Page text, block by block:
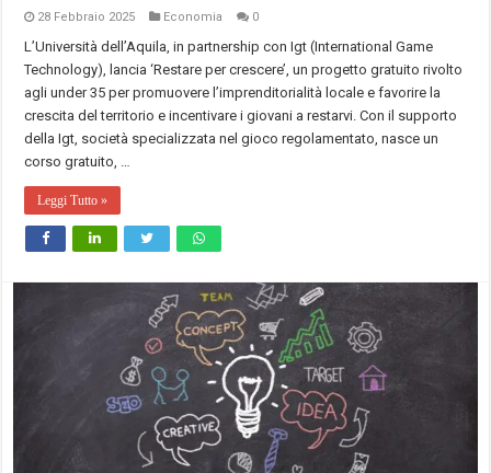
28 Febbraio 2025 Economia 0
L’Università dell’Aquila, in partnership con Igt (International Game
Technology), lancia ‘Restare per crescere’, un progetto gratuito rivolto
agli under 35 per promuovere l’imprenditorialità locale e favorire la
crescita del territorio e incentivare i giovani a restarvi. Con il supporto
della Igt, società specializzata nel gioco regolamentato, nasce un
corso gratuito, …
Leggi Tutto »